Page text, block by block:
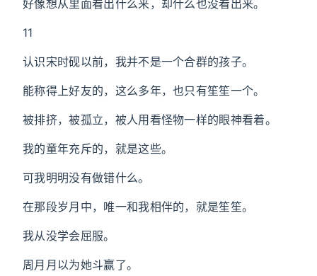
好像想从里面看出什么来，却什么也没看出来。
11
认识宋时砚以前，我并不是一个合群的孩子。
能称得上好友的，这么多年，也只有笙笙一个。
被排挤，被孤立，被人用看怪物一样的眼神看着。
我的童年充斥的，就是这些。
可我明明没有做错什么。
在那段岁月中，唯一和我相伴的，就是笙笙。
我从没学会屈服。
周月月以为她斗赢了。